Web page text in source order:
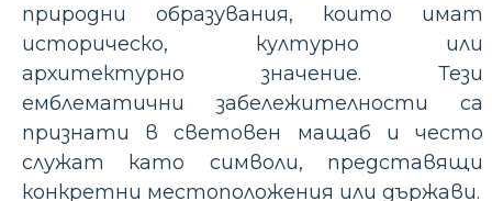
природни образувания, които имат
историческо, културно или
архитектурно значение. Тези
емблематични забележителности са
признати в световен мащаб и често
служат като символи, представящи
конкретни местоположения или държави.